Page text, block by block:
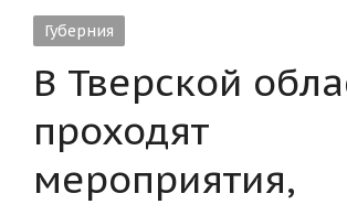
Губерния
В Тверской
проходят
мероприятия,